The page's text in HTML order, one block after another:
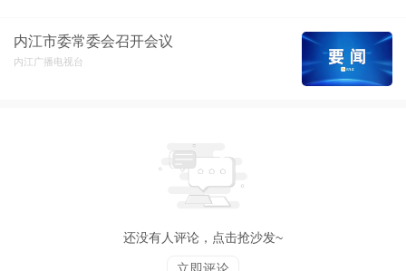
内江市委常委会召开会议
内江广播电视台
还没有人评论，点击抢沙发~
立即评论